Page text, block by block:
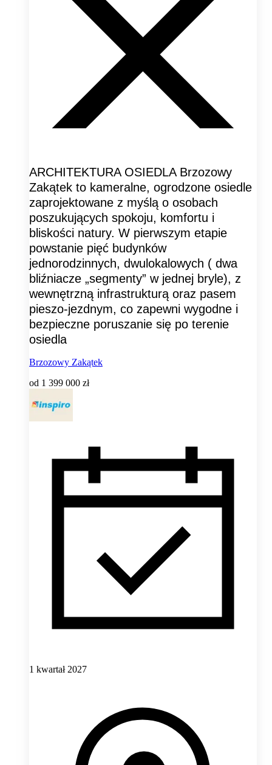
ARCHITEKTURA OSIEDLA Brzozowy
Zakątek to kameralne, ogrodzone osiedle
zaprojektowane z myślą o osobach
poszukujących spokoju, komfortu i
bliskości natury. W pierwszym etapie
powstanie pięć budynków
jednorodzinnych, dwulokalowych ( dwa
bliźniacze „segmenty” w jednej bryle), z
wewnętrzną infrastrukturą oraz pasem
pieszo-jezdnym, co zapewni wygodne i
bezpieczne poruszanie się po terenie
osiedla
Brzozowy Zakątek
od 1 399 000 zł
1 kwartał 2027